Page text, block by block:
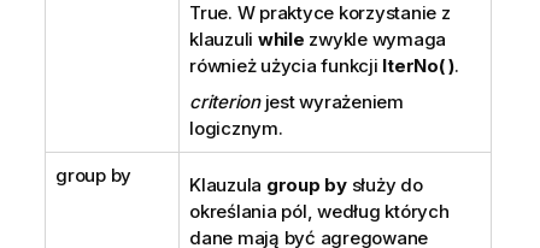
True. W praktyce korzystanie z
klauzuli while zwykle wymaga
również użycia funkcji IterNo( ).
criterionjest wyrażeniem
logicznym.
group by Klauzula group bysłuży do
określania pól, według których
dane mają być agregowane